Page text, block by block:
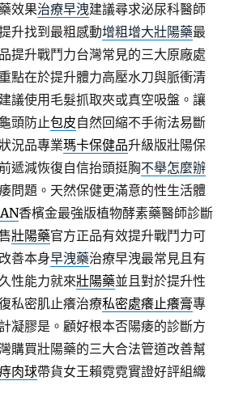
效果治療早洩建議尋求泌尿科醫師
升找到最粗感動增粗增大壯陽藥最
提升戰鬥力台灣常見的三大原廠處
重點在於提升體力高壓水刀與脈衝清
建議使用毛髮抓取夾或真空吸盤。讓
頭防止包皮自然回縮不手術法易斷
況品專業瑪卡保健品升級版壯陽保
遞減恢復自信抬頭挺胸不舉怎麼辦
問題。天然保健更滿意的性生活體
香檳金最強版植物酵素藥醫師診斷
壯陽藥官方正品有效提升戰鬥力可
善本身早洩藥治療早洩最常見且有
性能力就來壯陽藥並且對於提升性
私密肌止癢治療私密處癢止癢膏專
凝膠是。顧好根本否陽痿的診斷方
購買壯陽藥的三大合法管道改善幫
肉球帶貨女王賴霓霓實證好評組織